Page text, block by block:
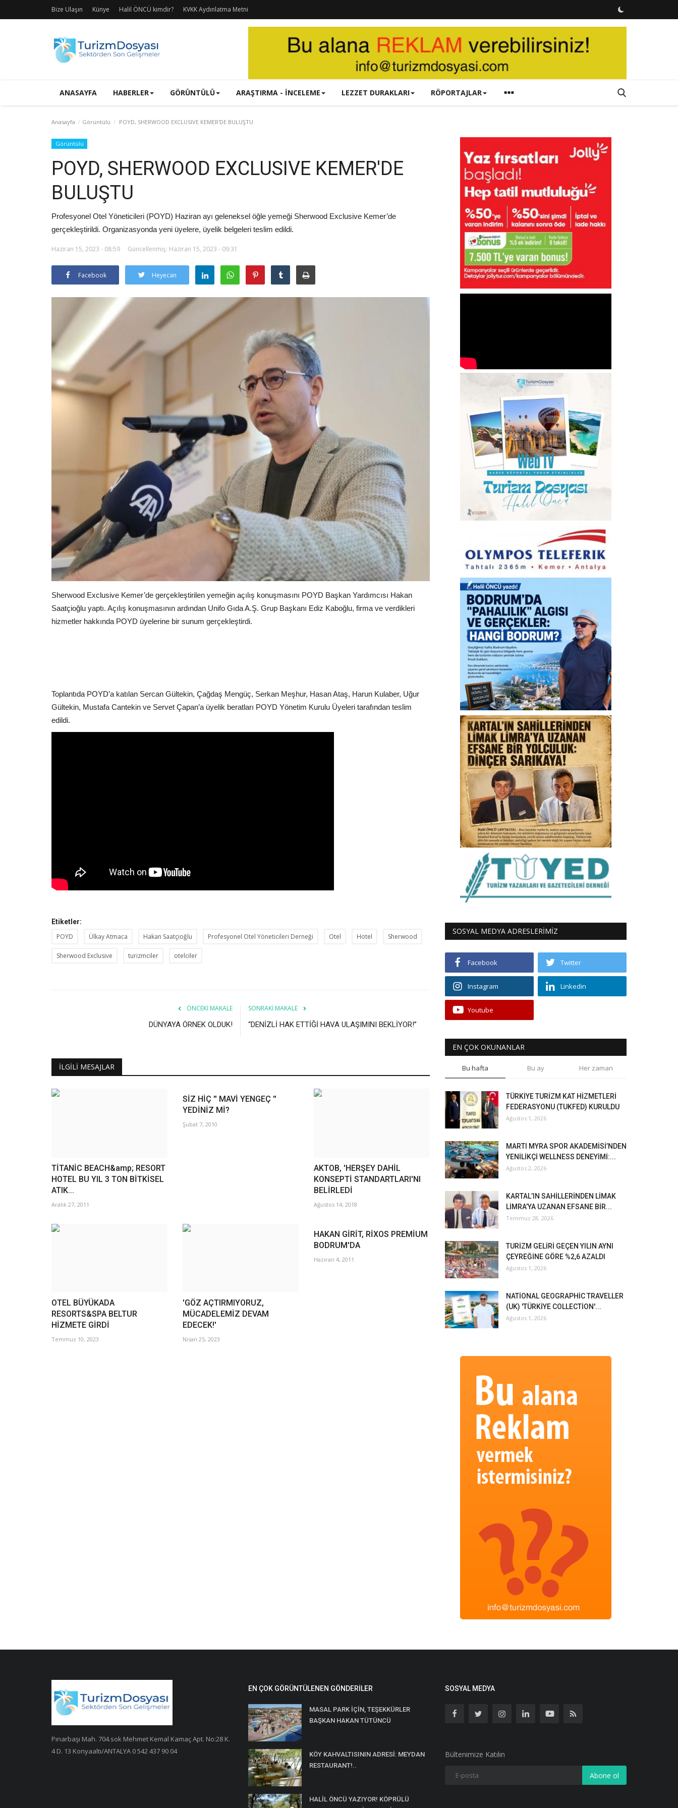
Bize Ulaşın Künye Halil ÖNCÜ kimdir? KVKK Aydınlatma Metni
ANASAYFA HABERLER GÖRÜNTÜLÜ ARAŞTIRMA - İNCELEME LEZZET DURAKLARI RÖPORTAJLAR
Anasayfa Görüntülü POYD, SHERWOOD EXCLUSIVE KEMER'DE BULUŞTU
Görüntülü
POYD, SHERWOOD EXCLUSIVE KEMER'DE
BULUŞTU
Profesyonel Otel Yöneticileri (POYD) Haziran ayı geleneksel öğle yemeği Sherwood Exclusive Kemer’de
gerçekleştirildi. Organizasyonda yeni üyelere, üyelik belgeleri teslim edildi.
Haziran 15, 2023 - 08:59 Güncellenmiş: Haziran 15, 2023 - 09:31
Facebook Heyecan
Sherwood Exclusive Kemer’de gerçekleştirilen yemeğin açılış konuşmasını POYD Başkan Yardımcısı Hakan
Saatçioğlu yaptı. Açılış konuşmasının ardından Unifo Gıda A.Ş. Grup Başkanı Ediz Kaboğlu, firma ve verdikleri
hizmetler hakkında POYD üyelerine bir sunum gerçekleştirdi.
Toplantıda POYD’a katılan Sercan Gültekin, Çağdaş Mengüç, Serkan Meşhur, Hasan Ataş, Harun Kulaber, Uğur
Gültekin, Mustafa Cantekin ve Servet Çapan’a üyelik beratları POYD Yönetim Kurulu Üyeleri tarafından teslim
edildi.
Etiketler:
POYD Ülkay Atmaca Hakan Saatçioğlu Profesyonel Otel Yöneticileri Derneği Otel Hotel Sherwood
Sherwood Exclusive turizmciler otelciler
ÖNCEKI MAKALE
DÜNYAYA ÖRNEK OLDUK!
SONRAKI MAKALE
“DENİZLİ HAK ETTİĞİ HAVA ULAŞIMINI BEKLİYOR!”
İLGILI MESAJLAR
TİTANİC BEACH&amp; RESORT
HOTEL BU YIL 3 TON BİTKİSEL
ATIK...
Aralık 27, 2011
SİZ HİÇ '' MAVİ YENGEÇ ''
YEDİNİZ Mİ?
Şubat 7, 2010
AKTOB, 'HERŞEY DAHİL
KONSEPTİ STANDARTLARI'NI
BELİRLEDİ
Ağustos 14, 2018
OTEL BÜYÜKADA
RESORTS&SPA BELTUR
HİZMETE GİRDİ
Temmuz 10, 2023
'GÖZ AÇTIRMIYORUZ,
MÜCADELEMİZ DEVAM
EDECEK!'
Nisan 25, 2023
HAKAN GİRİT, RİXOS PREMİUM
BODRUM'DA
Haziran 4, 2011
SOSYAL MEDYA ADRESLERİMİZ
Facebook Twitter
Instagram Linkedin
Youtube
EN ÇOK OKUNANLAR
Bu hafta Bu ay Her zaman
TÜRKİYE TURİZM KAT HİZMETLERİ
FEDERASYONU (TUKFED) KURULDU
Ağustos 1, 2026
MARTI MYRA SPOR AKADEMİSİ’NDEN
YENİLİKÇİ WELLNESS DENEYİMİ:...
Ağustos 2, 2026
KARTAL’IN SAHİLLERİNDEN LİMAK
LİMRA’YA UZANAN EFSANE BİR...
Temmuz 28, 2026
TURİZM GELİRİ GEÇEN YILIN AYNI
ÇEYREĞİNE GÖRE %2,6 AZALDI
Ağustos 1, 2026
NATİONAL GEOGRAPHİC TRAVELLER
(UK) 'TÜRKİYE COLLECTİON'...
Ağustos 1, 2026
Pınarbaşı Mah. 704.sok Mehmet Kemal Kamaç Apt. No:28 K.
4 D. 13 Konyaaltı/ANTALYA 0 542 437 90 04
EN ÇOK GÖRÜNTÜLENEN GÖNDERILER
MASAL PARK İÇİN, TEŞEKKÜRLER
BAŞKAN HAKAN TÜTÜNCÜ
KÖY KAHVALTISININ ADRESİ: MEYDAN
RESTAURANT!..
HALİL ÖNCÜ YAZIYOR! KÖPRÜLÜ
SOSYAL MEDYA
Bültenimize Katılın
Abone ol